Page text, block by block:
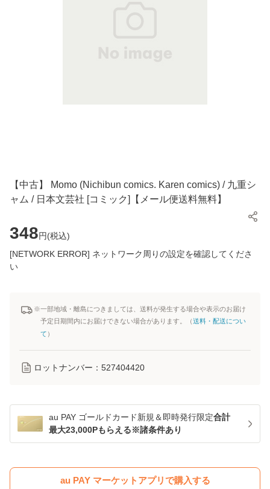
【中古】 Momo (Nichibun comics. Karen comics) / 九重シ
ャム / 日本文芸社 [コミック]【メール便送料無料】
348円(税込)
[NETWORK ERROR] ネットワーク周りの設定を確認してくださ
い
※一部地域・離島につきましては、送料が発生する場合や表示のお届け
予定日期間内にお届けできない場合があります。（送料・配送につい
て ）
ロットナンバー： 527404420
au PAY ゴールドカード新規＆即時発行限定合計
最大23,000Pもらえる※諸条件あり
au PAY マーケットアプリで購入する